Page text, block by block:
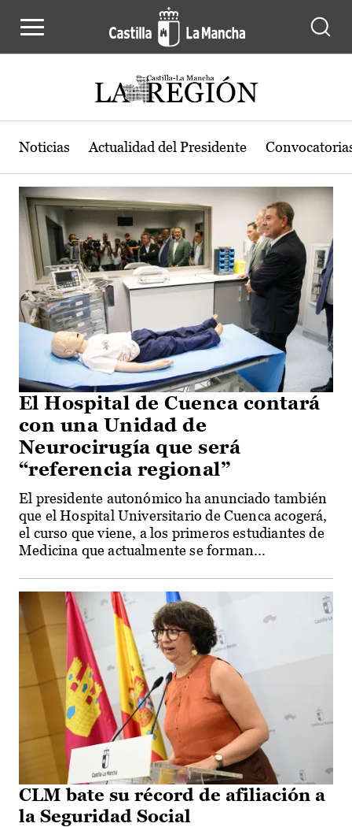
Actualidad de la región de Castilla-
Noticias Actualidad del Presidente
El Hospital de Cuenca contará
con una Unidad de
Neurocirugía que será
“referencia regional”
El presidente autonómico ha anunciado también
que el Hospital Universitario de Cuenca acogerá,
el curso que viene, a los primeros estudiantes de
Medicina que actualmente se forman...
CLM bate su récord de afiliación a
la Seguridad Social